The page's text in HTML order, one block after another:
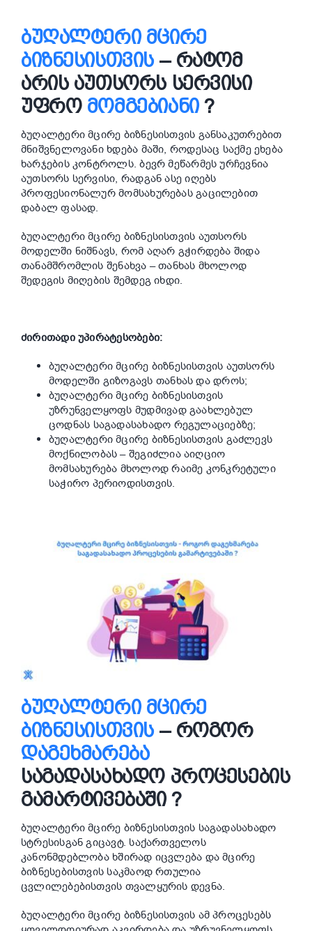
ᲑᲣᲦᲐᲚᲢᲔᲠᲘ ᲛᲪᲘᲠᲔ
ᲑᲘᲖᲜᲔᲡᲘᲡᲗᲕᲘᲡ– ᲠᲐᲢᲝᲛ
ᲐᲠᲘᲡ ᲐᲣᲗᲡᲝᲠᲡ ᲡᲔᲠᲕᲘᲡᲘ
ᲣᲤᲠᲝ ᲛᲝᲛᲒᲔᲑᲘᲐᲜᲘ?
ბუღალტერი მცირე ბიზნესისთვის განსაკუთრებით
მნიშვნელოვანი ხდება მაში, როდესაც საქმე ეხება
ხარჯების კონტროლს. ბევრ მეწარმეს ურჩევნია
აუთსორს სერვისი, რადგან ასე იღებს
პროფესიონალურ მომსახურებას გაცილებით
დაბალ ფასად.
ბუღალტერი მცირე ბიზნესისთვის აუთსორს
მოდელში ნიშნავს, რომ აღარ გჭირდება შიდა
თანამშრომლის შენახვა – თანხას მხოლოდ
შედეგის მიღების შემდეგ იხდი.
ძირითადი უპირატესობები:
ბუღალტერი მცირე ბიზნესისთვის აუთსორს
მოდელში გიზოგავს თანხას და დროს;
ბუღალტერი მცირე ბიზნესისთვის
უზრუნველყოფს მუდმივად გაახლებულ
ცოდნას საგადასახადო რეგულაციებზე;
ბუღალტერი მცირე ბიზნესისთვის გაძლევს
მოქნილობას – შეგიძლია აიღციო
მომსახურება მხოლოდ რაიმე კონკრეტული
საჭირო პერიოდისთვის.
ᲑᲣᲦᲐᲚᲢᲔᲠᲘ ᲛᲪᲘᲠᲔ
ᲑᲘᲖᲜᲔᲡᲘᲡᲗᲕᲘᲡ– ᲠᲝᲒᲝᲠ
ᲓᲐᲒᲔᲮᲛᲐᲠᲔᲑᲐ
ᲡᲐᲒᲐᲓᲐᲡᲐᲮᲐᲓᲝ ᲞᲠᲝᲪᲔᲡᲔᲑᲘᲡ
ᲒᲐᲛᲐᲠᲢᲘᲕᲔᲑᲐᲨᲘ ?
ბუღალტერი მცირე ბიზნესისთვის საგადასახადო
სტრესისგან გიცავტ. საქართველოს
კანონმდებლობა ხშირად იცვლება და მცირე
ბიზნესებისთვის საკმაოდ რთულია
ცვლილებებისთვის თვალყურის დევნა.
ბუღალტერი მცირე ბიზნესისთვის ამ პროცესებს